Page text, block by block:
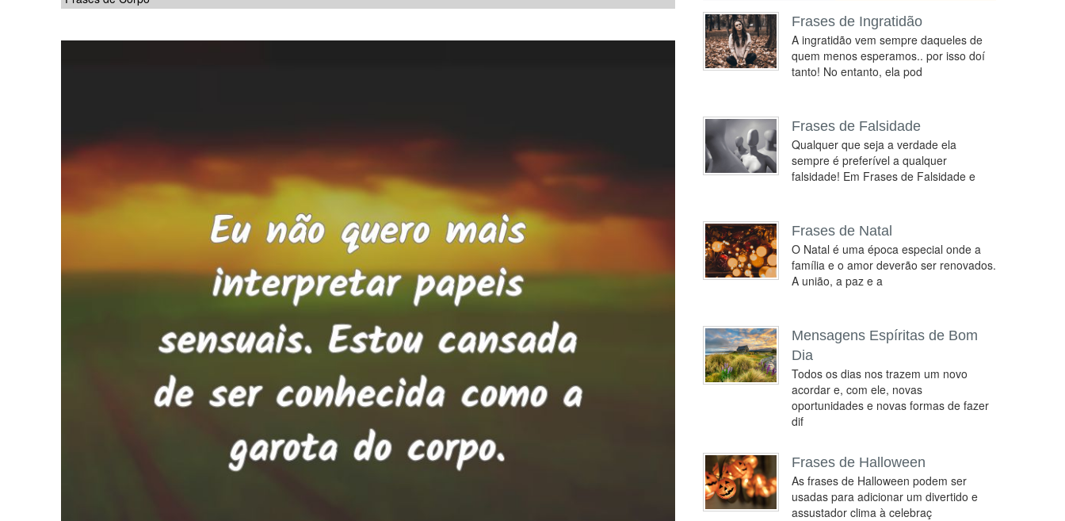
Frases de Ingratidão
A ingratidão vem sempre daqueles de
quem menos esperamos.. por isso doí
tanto! No entanto, ela pod
Frases de Falsidade
Qualquer que seja a verdade ela
sempre é preferível a qualquer
falsidade! Em Frases de Falsidade e
Frases de Natal
O Natal é uma época especial onde a
família e o amor deverão ser renovados.
A união, a paz e a
Mensagens Espíritas de Bom
Dia
Todos os dias nos trazem um novo
acordar e, com ele, novas
oportunidades e novas formas de fazer
dif
Frases de Halloween
As frases de Halloween podem ser
usadas para adicionar um divertido e
assustador clima à celebraç